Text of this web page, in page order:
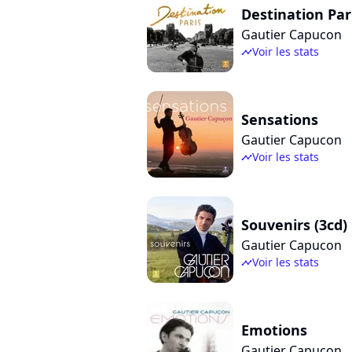
Destination
Gautier Capucon
timelineVoir les stats
Sensations
Gautier Capucon
timelineVoir les stats
Souvenirs (3cd)
Gautier Capucon
timelineVoir les stats
Emotions